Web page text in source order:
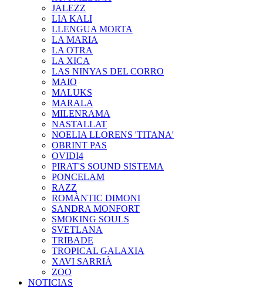
JALEZZ
LIA KALI
LLENGUA MORTA
LA MARIA
LA OTRA
LA XICA
LAS NINYAS DEL CORRO
MAIO
MALUKS
MARALA
MILENRAMA
NASTALLAT
NOELIA LLORENS 'TITANA'
OBRINT PAS
OVIDI4
PIRAT'S SOUND SISTEMA
PONCELAM
RAZZ
ROMÀNTIC DIMONI
SANDRA MONFORT
SMOKING SOULS
SVETLANA
TRIBADE
TROPICAL GALAXIA
XAVI SARRIÀ
ZOO
NOTICIAS